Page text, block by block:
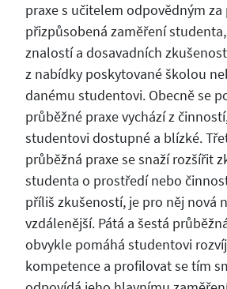
praxe s učitelem odpovědným za
přizpůsobená zaměření
znalostí a dosavadních
z nabídky poskytované školou
danému studentovi. Obecně se
průběžné praxe vychází z
studentovi dostupné a blízké.
průběžná praxe se snaží rozšířit
studenta o prostředí nebo
příliš zkušeností, je pro něj nová
vzdálenější. Pátá a šestá
obvykle pomáhá studentovi
kompetence a profilovat se tím